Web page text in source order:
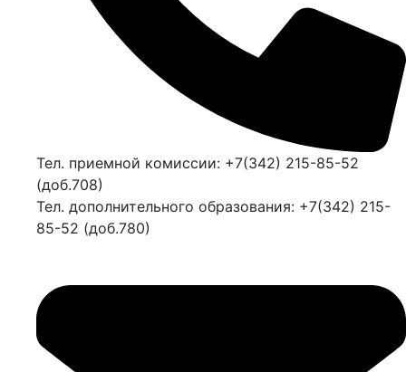
Тел. приемной комиссии: +7(342) 215-85-52
(доб.708)
Тел. дополнительного образования: +7(342) 215-
85-52 (доб.780)